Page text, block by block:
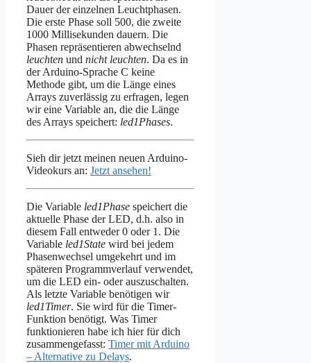
Dauer der einzelnen Leuchtphasen.
Die erste Phase soll 500, die zweite
1000 Millisekunden dauern. Die
Phasen repräsentieren abwechselnd
leuchten und nicht leuchten. Da es in
der Arduino-Sprache C keine
Methode gibt, um die Länge eines
Arrays zuverlässig zu erfragen, legen
wir eine Variable an, die die Länge
des Arrays speichert: led1Phases.
Sieh dir jetzt meinen neuen Arduino-
Videokurs an: Jetzt ansehen!
Die Variable led1Phase speichert die
aktuelle Phase der LED, d.h. also in
diesem Fall entweder 0 oder 1. Die
Variable led1State wird bei jedem
Phasenwechsel umgekehrt und im
späteren Programmverlauf verwendet,
um die LED ein- oder auszuschalten.
Als letzte Variable benötigen wir
led1Timer. Sie wird für die Timer-
Funktion benötigt. Was Timer
funktionieren habe ich hier für dich
zusammengefasst: Timer mit Arduino
– Alternative zu Delays.